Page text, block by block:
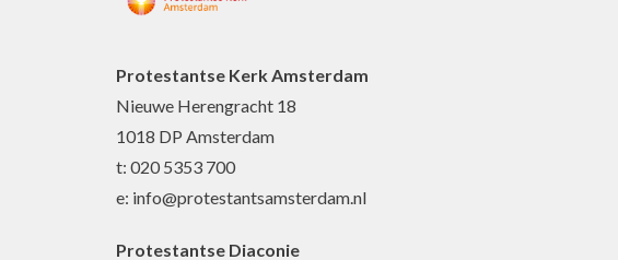
Protestantse Kerk Amsterdam
Nieuwe Herengracht 18
1018 DP Amsterdam
t: 020 5353 700
e: info@protestantsamsterdam.nl
Protestantse Diaconie